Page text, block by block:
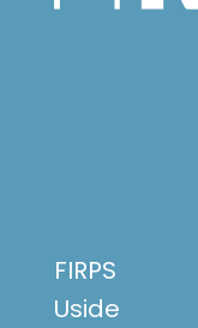
FIRPS
Uside